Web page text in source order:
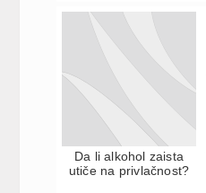
Da li alkohol zaista
utiče na privlačnost?